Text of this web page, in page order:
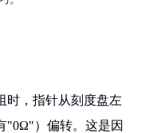
时，指针从刻度盘左
"0Ω"）偏转。这是因